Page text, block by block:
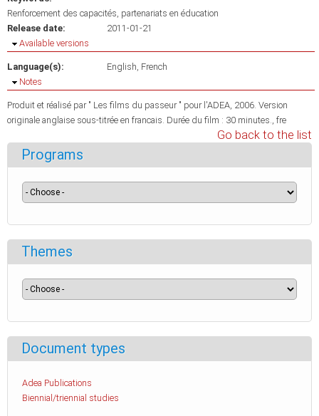
Renforcement des capacités partenariats en éducation
Release date:
2011-01-21
Hide
Available versions
Language(s): English French
Hide
Notes
Produit et réalisé par " Les films du passeur " pour l'ADEA, 2006. Version
originale anglaise sous-titrée en francais. Durée du film : 30 minutes., fre
Go back to the list
Programs
Themes
Document types
Adea Publications
Biennial/triennial studies